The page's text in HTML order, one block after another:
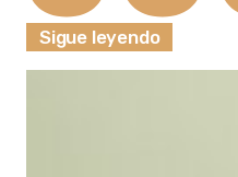
Sigue leyendo